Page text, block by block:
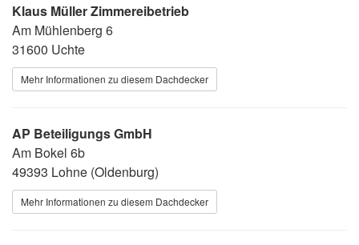
Klaus Müller Zimmereibetrieb
Am Mühlenberg 6
31600 Uchte
Mehr Informationen zu diesem Dachdecker
AP Beteiligungs GmbH
Am Bokel 6b
49393 Lohne (Oldenburg)
Mehr Informationen zu diesem Dachdecker